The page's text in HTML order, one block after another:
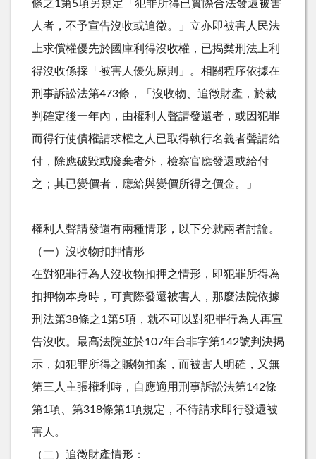
條之1第5項另規定「犯罪所得已實際合法發還被害
人者，不予宣告沒收或追徵。」立亦即被害人民法
上求償權優先於國庫利得沒收權，已揭櫫刑法上利
得沒收係採「被害人優先原則」。相關程序依據在
刑事訴訟法第473條，「沒收物、追徵財產，於裁
判確定後一年內，由權利人聲請發還者，或因犯罪
而得行使債權請求權之人已取得執行名義者聲請給
付，除應破毀或廢棄者外，檢察官應發還或給付
之；其已變價者，應給與變價所得之價金。」
權利人聲請發還有兩種情形，以下分就兩者討論。
（一）沒收物扣押情形
在對犯罪行為人沒收物扣押之情形，即犯罪所得為
扣押物本身時，可實際發還被害人，那麼法院依據
刑法第38條之1第5項，就不可以對犯罪行為人再宣
告沒收。最高法院並於107年台非字第142號判決揭
示，如犯罪所得之贓物扣案，而被害人明確，又無
第三人主張權利時，自應適用刑事訴訟法第142條
第1項、第318條第1項規定，不待請求即行發還被
害人。
（二）追徵財產情形：